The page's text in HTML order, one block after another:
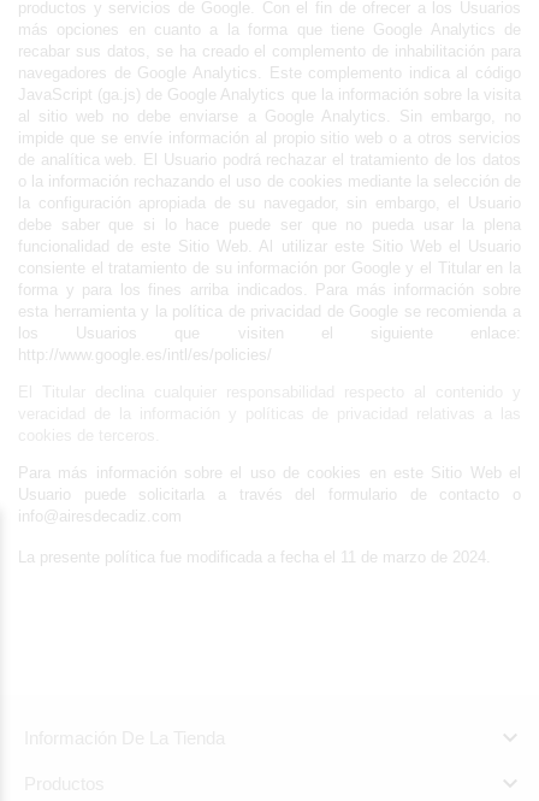
productos y servicios de Google. Con el fin de ofrecer a los Usuarios
más opciones en cuanto a la forma que tiene Google Analytics de
recabar sus datos, se ha creado el complemento de inhabilitación para
navegadores de Google Analytics. Este complemento indica al código
JavaScript (ga.js) de Google Analytics que la información sobre la visita
al sitio web no debe enviarse a Google Analytics. Sin embargo, no
impide que se envíe información al propio sitio web o a otros servicios
de analítica web. El Usuario podrá rechazar el tratamiento de los datos
o la información rechazando el uso de cookies mediante la selección de
la configuración apropiada de su navegador, sin embargo, el Usuario
debe saber que si lo hace puede ser que no pueda usar la plena
funcionalidad de este Sitio Web. Al utilizar este Sitio Web el Usuario
consiente el tratamiento de su información por Google y el Titular en la
forma y para los fines arriba indicados. Para más información sobre
esta herramienta y la política de privacidad de Google se recomienda a
los Usuarios que visiten el siguiente enlace:
http://www.google.es/intl/es/policies/
Para más información sobre el uso de cookies en este Sitio Web el
Usuario puede solicitarla a través del formulario de contacto o
info@airesdecadiz.com
La presente política fue modificada a fecha el 11 de marzo de 2024.

